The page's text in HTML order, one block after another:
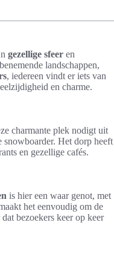
gezellige sfeer en
landschappen,
, iedereen vindt er iets van
en charme.
charmante plek nodigt uit
snowboarder. Het dorp heeft
en gezellige cafés.
is hier een waar genot, met
het eenvoudig om de
bezoekers keer op keer